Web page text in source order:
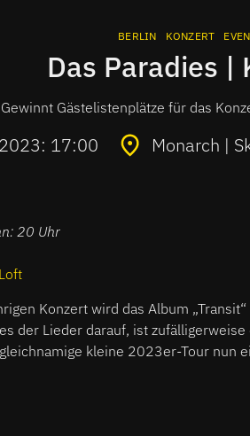
BERLIN KONZERT
Das Paradies |
Gewinnt Gästelistenplätze für das
17:00 Monarch |
20 Uhr
Loft
Konzert wird das Album
der Lieder darauf, ist
kleine 2023er-Tour nun